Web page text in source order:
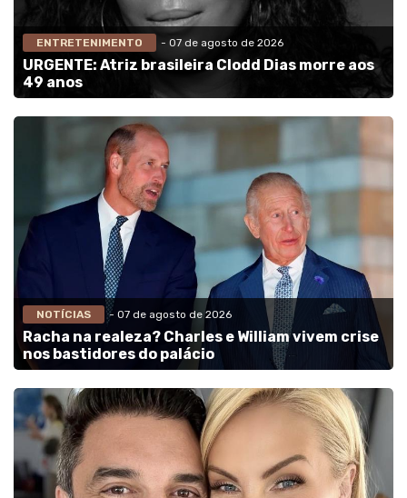
ENTRETENIMENTO - 07 de agosto de 2026
URGENTE: Atriz brasileira Clodd Dias morre aos
49 anos
NOTÍCIAS - 07 de agosto de 2026
Racha na realeza? Charles e William vivem crise
nos bastidores do palácio